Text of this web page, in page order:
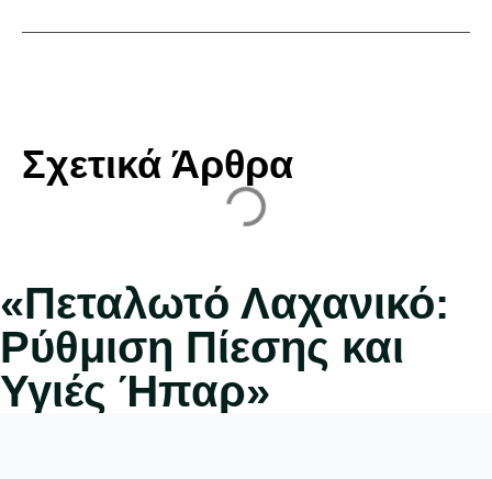
Σχετικά Άρθρα
«Πεταλωτό Λαχανικό:
Ρύθμιση Πίεσης και
Υγιές Ήπαρ»